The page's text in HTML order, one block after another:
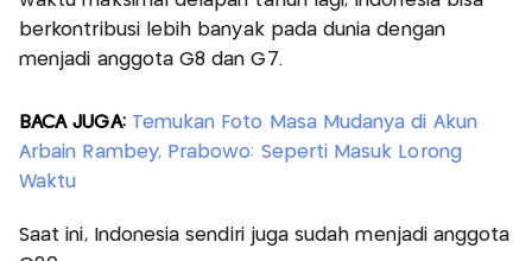
berkontribusi lebih banyak pada dunia dengan
menjadi anggota G8 dan G7.
BACA JUGA:Temukan Foto Masa Mudanya di Akun
Arbain Rambey, Prabowo: Seperti Masuk Lorong
Waktu
Saat ini, Indonesia sendiri juga sudah menjadi anggota